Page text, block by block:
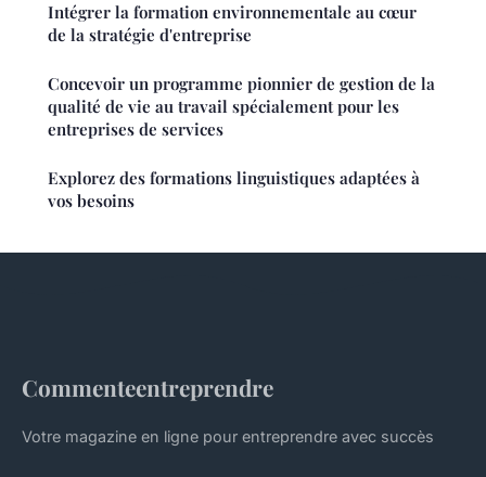
Intégrer la formation environnementale au cœur
de la stratégie d'entreprise
Concevoir un programme pionnier de gestion de la
qualité de vie au travail spécialement pour les
entreprises de services
Explorez des formations linguistiques adaptées à
vos besoins
Commenteentreprendre
Votre magazine en ligne pour entreprendre avec succès